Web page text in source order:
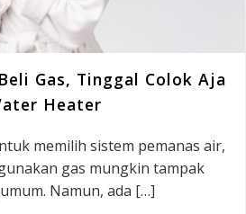
Gas, Tinggal Colok Aja
Heater
memilih sistem pemanas air,
gas mungkin tampak
Namun, ada […]